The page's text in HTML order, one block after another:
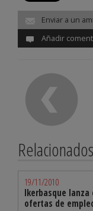
Enviar a un
Añadir
Relacionados
19/11/2010
Ikerbasque
ofertas de